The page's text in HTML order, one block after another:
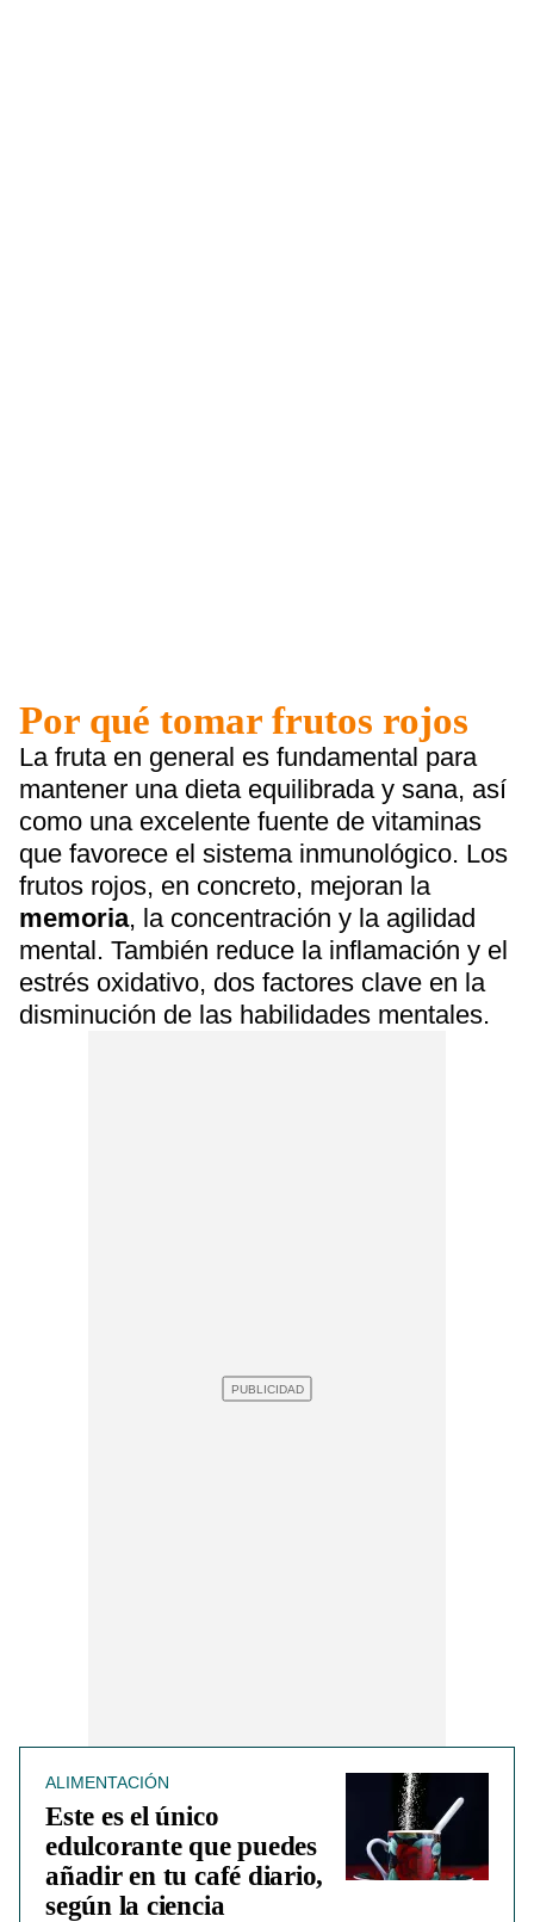
Por qué tomar frutos rojos
La fruta en general es fundamental para
mantener una dieta equilibrada y sana, así
como una excelente fuente de vitaminas
que favorece el sistema inmunológico. Los
frutos rojos, en concreto, mejoran la
memoria, la concentración y la agilidad
mental. También reduce la inflamación y el
estrés oxidativo, dos factores clave en la
disminución de las habilidades mentales.
ALIMENTACIÓN
Este es el único
edulcorante que puedes
añadir en tu café diario,
según la ciencia